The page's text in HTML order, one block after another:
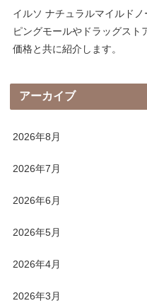
イルソ ナチュラルマイルド
ピングモールやドラッグスト
価格と共に紹介します。
アーカイブ
2026年8月
2026年7月
2026年6月
2026年5月
2026年4月
2026年3月